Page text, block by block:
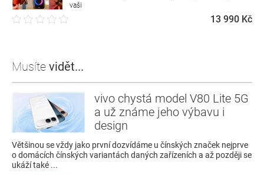
vaši
13 990 Kč
Musíte vidět...
vivo chystá model V80 Lite 5G
a už známe jeho výbavu i
design
Většinou se vždy jako první dozvídáme u čínských značek nejprve
o domácích čínských variantách daných zařízeních a až později se
ukáží také ...